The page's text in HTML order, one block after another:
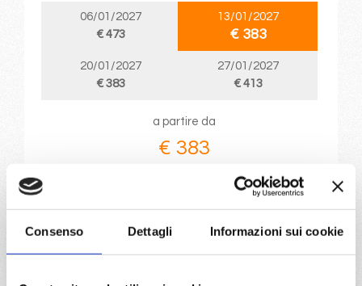
Consenso Dettagli Informazioni sui cookie
06/01/2027
€ 473
13/01/2027
€ 383
20/01/2027
€ 383
27/01/2027
€ 413
a partire da
€ 383